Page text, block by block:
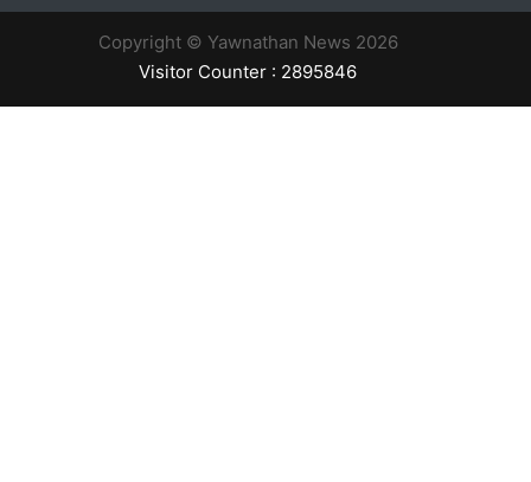
Copyright © Yawnathan News 2026
Visitor Counter : 2895846